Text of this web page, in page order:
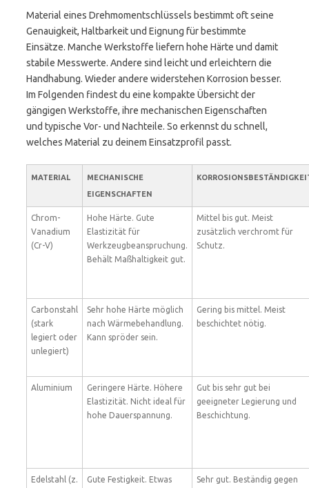
Material eines Drehmomentschlüssels bestimmt oft seine
Genauigkeit, Haltbarkeit und Eignung für bestimmte
Einsätze. Manche Werkstoffe liefern hohe Härte und damit
stabile Messwerte. Andere sind leicht und erleichtern die
Handhabung. Wieder andere widerstehen Korrosion besser.
Im Folgenden findest du eine kompakte Übersicht der
gängigen Werkstoffe, ihre mechanischen Eigenschaften
und typische Vor- und Nachteile. So erkennst du schnell,
welches Material zu deinem Einsatzprofil passt.
MATERIAL
MECHANISCHE
EIGENSCHAFTEN
Chrom-
Vanadium
(Cr-V)
Hohe Härte. Gute
Elastizität für
Werkzeugbeanspruchung.
Behält Maßhaltigkeit gut.
Mittel bis gut. Meist
zusätzlich verchromt für
Schutz.
Carbonstahl
(stark
legiert oder
unlegiert)
Sehr hohe Härte möglich
nach Wärmebehandlung.
Kann spröder sein.
Gering bis mittel. Meist
beschichtet nötig.
Aluminium
Geringere Härte. Höhere
Elastizität. Nicht ideal für
hohe Dauerspannung.
Gut bis sehr gut bei
geeigneter Legierung und
Beschichtung.
Edelstahl (z.
Gute Festigkeit. Etwas
Sehr gut. Beständig gegen